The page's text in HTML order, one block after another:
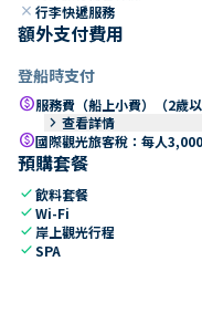
close 行李快遞服務
額外支付費用
登船時支付
paid服務費（船上小費）（2歲以
keyboard_arrow_right 查看詳情
paid國際觀光旅客稅：每人
預購套餐
check飲料套餐
checkWi-Fi
check 岸上觀光行程
checkSPA